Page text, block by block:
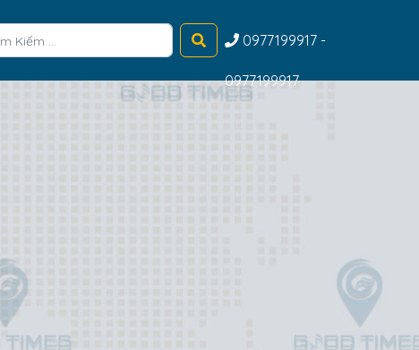
0977199917 -
0977199917